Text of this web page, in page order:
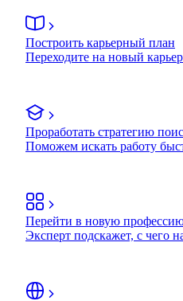
Построить карьерный план
Переходите на новый
Проработать стратегию
Поможем искать работу
Перейти в новую
Эксперт подскажет, с чего